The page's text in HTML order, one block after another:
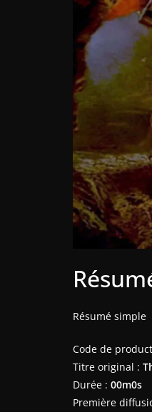
Résumé simple
Code de
Titre original :
Durée : 00m0s
Première